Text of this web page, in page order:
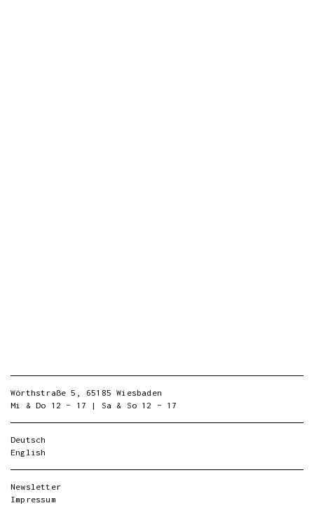
Wörthstraße 5, 65185 Wiesbaden
Mi & Do 12 – 17 | Sa & So 12 – 17
Deutsch
English
Newsletter
Impressum